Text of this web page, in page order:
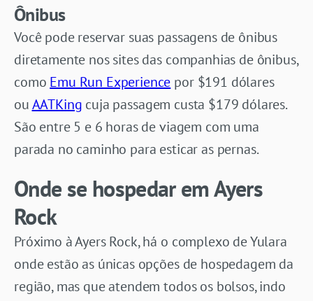
Ônibus
Você pode reservar suas passagens de ônibus
diretamente nos sites das companhias de ônibus,
como Emu Run Experience por $191 dólares
ouAATKing cuja passagem custa $179 dólares.
São entre 5 e 6 horas de viagem com uma
parada no caminho para esticar as pernas.
Onde se hospedar em Ayers
Rock
Próximo à Ayers Rock, há o complexo de Yulara
onde estão as únicas opções de hospedagem da
região, mas que atendem todos os bolsos, indo